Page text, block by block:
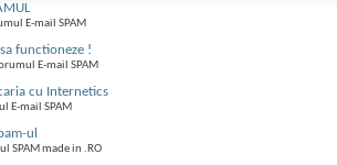
E-mail SPAM
functioneze !
E-mail SPAM
cu Internetics
E-mail SPAM
ul
SPAM made in .RO